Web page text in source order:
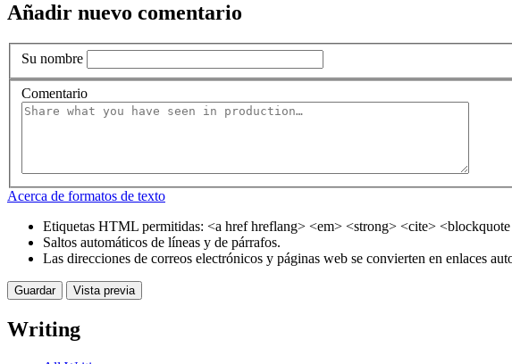
Añadir nuevo comentario
Su nombre
Comentario
Acerca de formatos de texto
Etiquetas HTML permitidas: <a href hreflang> <em> <strong> <cite>
Saltos automáticos de líneas y de párrafos.
Las direcciones de correos electrónicos y páginas web se convierten en enlaces
Writing